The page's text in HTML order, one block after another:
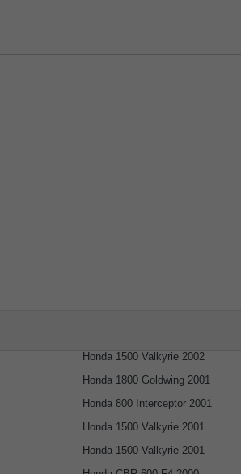
Honda 1500 Valkyrie 2002
Honda 1800 Goldwing 2001
Honda 800 Interceptor 2001
Honda 1500 Valkyrie 2001
Honda 1500 Valkyrie 2001